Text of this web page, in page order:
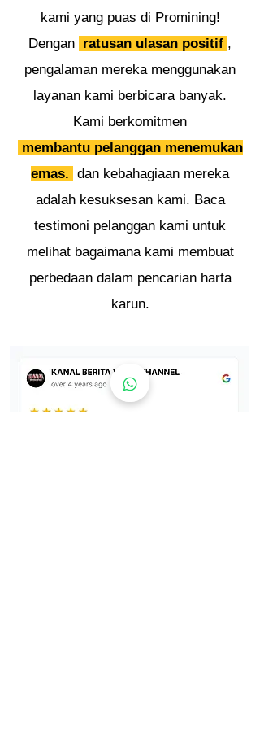
kami yang puas di Promining!
Dengan ratusan ulasan positif ,
pengalaman mereka menggunakan
layanan kami berbicara banyak.
Kami berkomitmen
membantu pelanggan menemukan
emas. dan kebahagiaan mereka
adalah kesuksesan kami. Baca
testimoni pelanggan kami untuk
melihat bagaimana kami membuat
perbedaan dalam pencarian harta
karun.